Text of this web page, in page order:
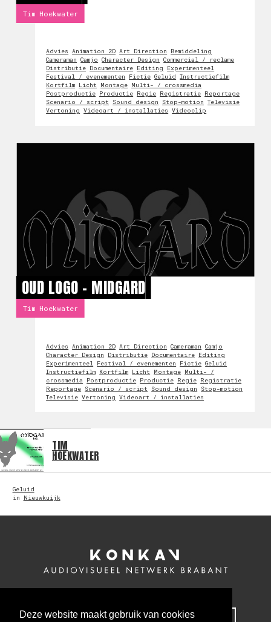
Deze website maakt gebruik van cookies
Tim Hoekwater
Advies Animation 2D Art Direction
Bemiddeling
Cameraman Camjo Character Design Commercial / reclame
Distributie Documentaire Editing
Experimenteel
Festival / evenementen
Fictie Geluid Instructiefilm
Kortfilm Licht Montage Multi- / crossmedia
Postproductie Productie Regie Registratie Reportage
Scenario / script
Sound design Stop-motion Televisie
Vertoning Videoart / installaties Videoclip
OUD LOGO - MIDGARD
Tim Hoekwater
Advies Animation 2D Art Direction Cameraman Camjo
Character Design
Distributie Documentaire Editing
Experimenteel
Festival / evenementen Fictie Geluid
Instructiefilm Kortfilm Licht Montage Multi- /
crossmedia
Postproductie Productie Regie Registratie
Reportage Scenario / script Sound design
Stop-motion
Televisie Vertoning Videoart / installaties
TIM
HOEKWATER
Geluid
in
Nieuwkuijk